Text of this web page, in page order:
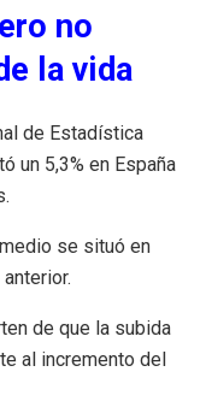
no
la vida
de Estadística
un 5,3% en España
se situó en
de que la subida
al incremento del